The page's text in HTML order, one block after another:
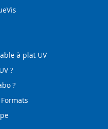
à plat UV
?
?